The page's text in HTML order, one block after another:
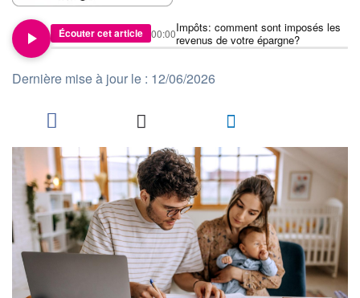
Écouter cet article
Impôts: comment sont imposés les
revenus de votre épargne?
00:00
Dernière mise à jour le : 12/06/2026